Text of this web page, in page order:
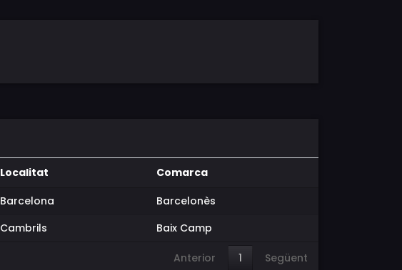
Localitat
Comarca
Barcelona
Barcelonès
Cambrils Baix Camp
Anterior 1
Següent